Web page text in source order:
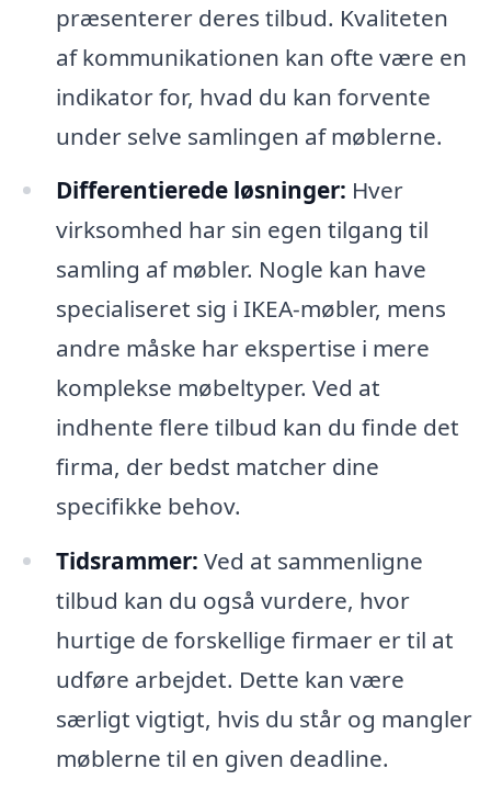
præsenterer deres tilbud. Kvaliteten
af kommunikationen kan ofte være en
indikator for, hvad du kan forvente
under selve samlingen af møblerne.
Differentierede løsninger: Hver
virksomhed har sin egen tilgang til
samling af møbler. Nogle kan have
specialiseret sig i IKEA-møbler, mens
andre måske har ekspertise i mere
komplekse møbeltyper. Ved at
indhente flere tilbud kan du finde det
firma, der bedst matcher dine
specifikke behov.
Tidsrammer: Ved at sammenligne
tilbud kan du også vurdere, hvor
hurtige de forskellige firmaer er til at
udføre arbejdet. Dette kan være
særligt vigtigt, hvis du står og mangler
møblerne til en given deadline.